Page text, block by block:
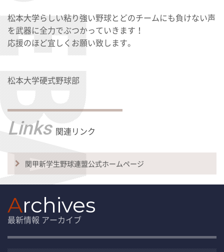
松本大学らしい粘り強い野球とどのチームにも負けない声
を武器に全力でぶつかっていきます！
応援のほど宜しくお願い致します。
松本大学硬式野球部
Links 関連リンク
関甲新学生野球連盟公式ホームページ
Archives
最新情報 アーカイブ